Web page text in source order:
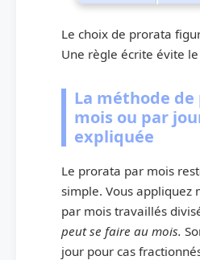
Le choix de prorata
Une règle écrite évite
La méthode
mois ou par
expliquée
Le prorata par mois
simple. Vous
par mois travaillés
peut se faire au mois.
jour pour cas